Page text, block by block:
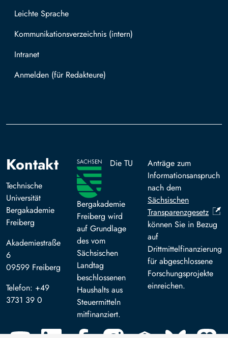
Leichte Sprache
Kommunikationsverzeichnis (intern)
Intranet
Mit TUBAF Login anmelden
Kontakt
Technische
Universität
Bergakademie
Freiberg
Akademiestraße
6
09599 Freiberg
Telefon: +49
3731 39 0
Die TU
Bergakademie
Freiberg wird
auf Grundlage
des vom
Sächsischen
Landtag
beschlossenen
Haushalts aus
Steuermitteln
mitfinanziert.
Anträge zum
Informationsanspruch
nach dem
Sächsischen
Transparenzgesetz
können Sie in Bezug
auf
Drittmittelfinanzierung
für abgeschlossene
Forschungsprojekte
einreichen.